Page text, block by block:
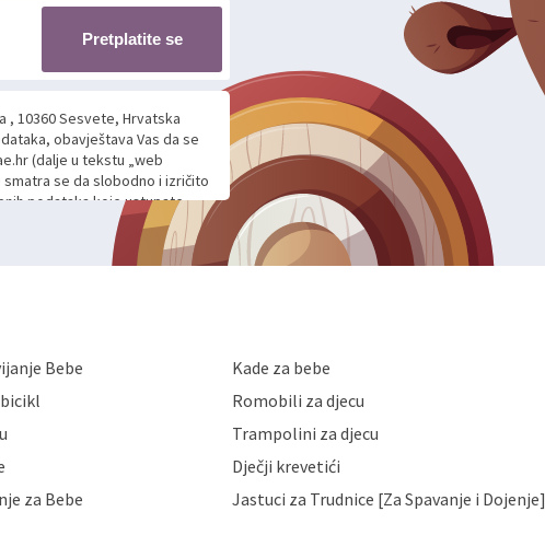
Pretplatite se
, 10360 Sesvete, Hrvatska
obavještava Vas da se
(dalje u tekstu „web
se da slobodno i izričito
podataka koje ustupate
komunikacije na Vaš upit
podataka te ovu Izjavu
podatke u jednu od
koju možete pročitati
osobnih podataka od
povjerljivost Vaših osobnih
samo onim svojim
Napominjemo da
i objašnjenja odustati od
osobnih podataka. Opoziv
Bebe Kade za bebe
Romobili za djecu
Trampolini za djecu
Dječji krevetići
za Bebe Jastuci za Trudnice [Za Spavanje i Dojenje]